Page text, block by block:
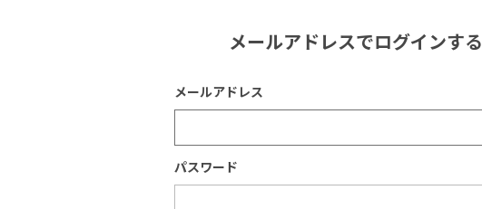
メールアドレスでログインする
メールアドレス
パスワード